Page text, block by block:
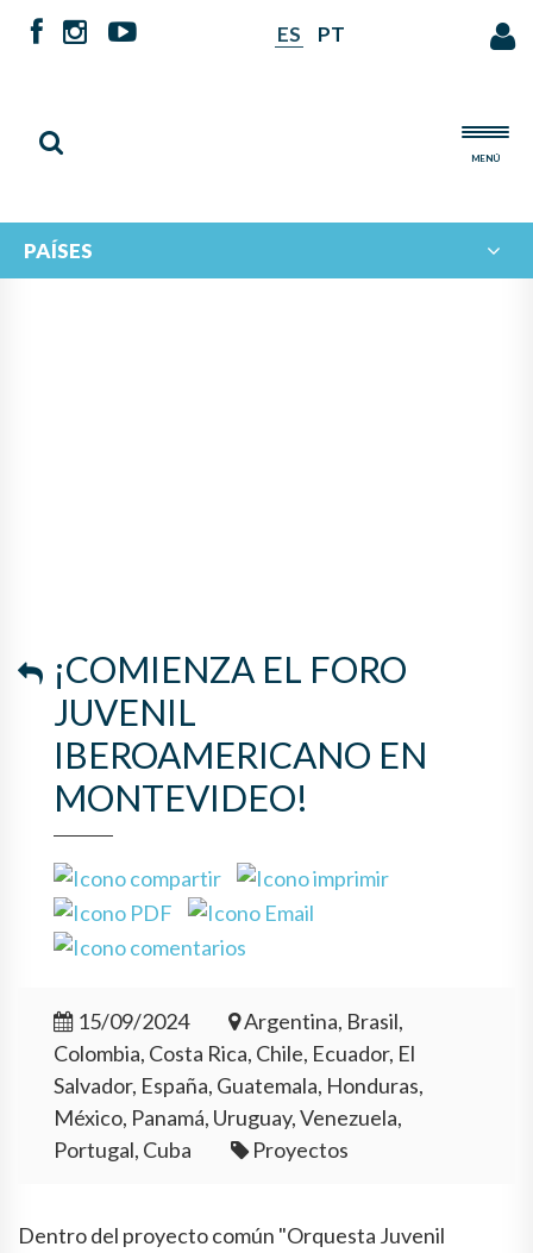
ES PT
MENÚ
PAÍSES
¡COMIENZA EL FORO
JUVENIL
IBEROAMERICANO EN
MONTEVIDEO!
15/09/2024
Argentina, Brasil,
Colombia, Costa Rica, Chile, Ecuador, El
Salvador, España, Guatemala, Honduras,
México, Panamá, Uruguay, Venezuela,
Portugal, Cuba
Proyectos
Dentro del proyecto común "Orquesta Juvenil